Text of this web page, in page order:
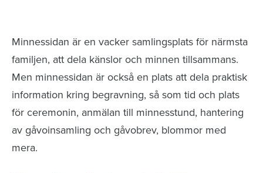
Minnessidan är en vacker samlingsplats för närmsta
familjen, att dela känslor och minnen tillsammans.
Men minnessidan är också en plats att dela praktisk
information kring begravning, så som tid och plats
för ceremonin, anmälan till minnesstund, hantering
av gåvoinsamling och gåvobrev, blommor med
mera.